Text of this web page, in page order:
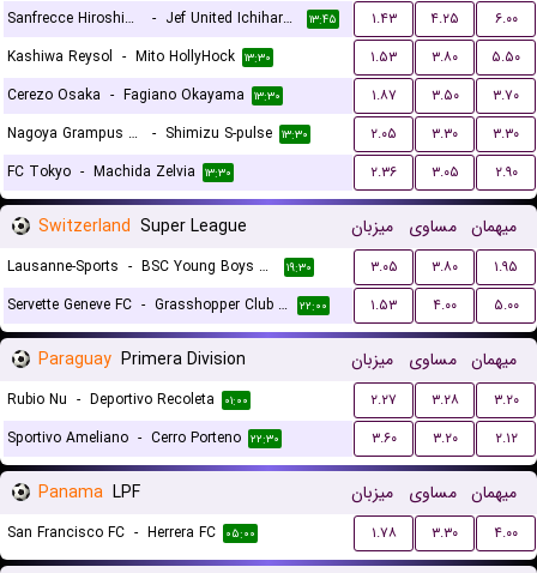
Sanfrecce Hiroshima
- Jef United Ichihara Chiba ۱۳:۴۵ ۱.۴۳ ۴.۲۵
۶.۰۰
Kashiwa Reysol - Mito HollyHock ۱۳:۳۰ ۱.۵۳ ۳.۸۰
۵.۵۰
Cerezo Osaka - Fagiano Okayama ۱۳:۳۰ ۱.۸۷ ۳.۵۰
۳.۷۰
Nagoya Grampus Eight
- Shimizu S-pulse ۱۳:۳۰ ۲.۰۵ ۳.۳۰
۳.۳۰
FC Tokyo - Machida Zelvia ۱۳:۳۰ ۲.۳۶ ۳.۰۵ ۲.۹۰
Switzerland Super League میزبان مساوی میهمان
Lausanne-Sports - BSC Young Boys Bern ۱۹:۳۰ ۳.۰۵ ۳.۸۰
۱.۹۵
Servette Geneve FC - Grasshopper Club Zurich ۲۲:۰۰ ۱.۵۳ ۴.۰۰ ۵.۰۰
Paraguay Primera Division میزبان مساوی میهمان
Rubio Nu - Deportivo Recoleta ۰۱:۰۰ ۲.۲۷ ۳.۲۸
۳.۲۰
Sportivo Ameliano - Cerro Porteno ۲۲:۳۰ ۳.۶۰ ۳.۲۰ ۲.۱۲
Panama LPF میزبان مساوی میهمان
San Francisco FC - Herrera FC ۰۵:۰۰ ۱.۷۸ ۳.۳۰ ۴.۰۰